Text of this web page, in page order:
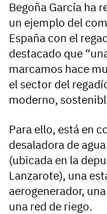
Begoña García ha
un ejemplo del
España con el
destacado que
marcamos hace
el sector del
moderno,
Para ello, está en
desaladora de
(ubicada en la
Lanzarote), una
aerogenerador,
una red de riego.